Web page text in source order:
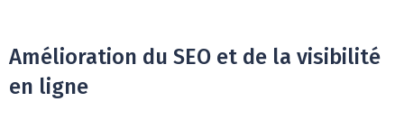
Amélioration du SEO et de la visibilité
en ligne